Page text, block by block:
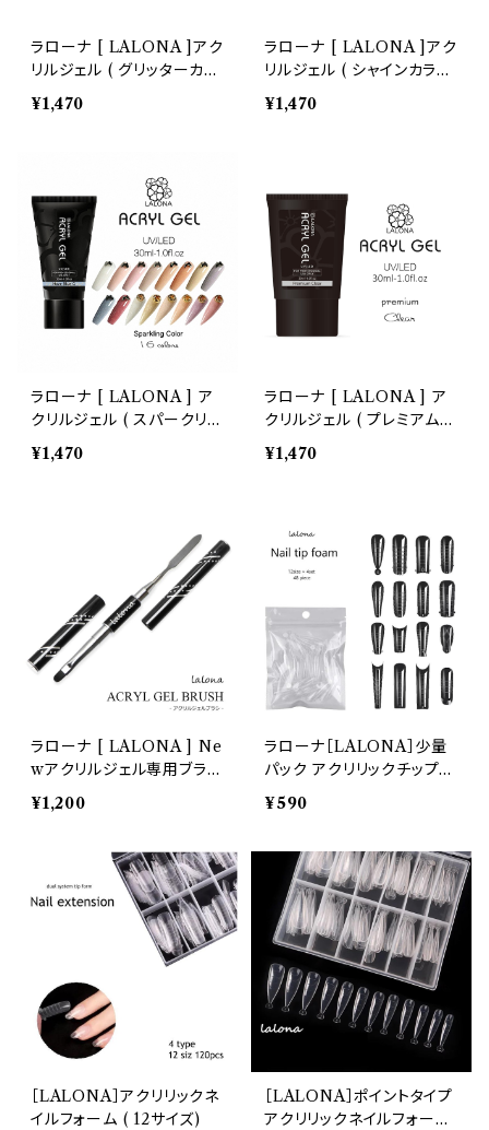
ラローナ [ LALONA ]アク
リルジェル ( グリッターカラ
ー ) ( 30ml )ポリジェル/ジ
ェルネイル/ネイル/長さ出
¥1,470
ラローナ [ LALONA ]アク
リルジェル ( シャインカラー
) ( 30ml )アクリルスカル
プ/スカルプチュア/スカルプ
¥1,470
ラローナ [ LALONA ] ア
クリルジェル ( スパークリン
グカラー ) ( 30ml )アクリ
ルスカルプ/スカルプチュア/
¥1,470
ラローナ [ LALONA ] ア
クリルジェル ( プレミアムク
リア ) ( 30ml ) アクリルス
カルプ/スカルプチュア/スカ
¥1,470
ラローナ [ LALONA ] Ne
wアクリルジェル専用ブラシ
( スパチュラ付き )
¥1,200
ラローナ［LALONA］少量
パック アクリリックチップフ
ォーム ( 12サイズ 各4枚入
)
¥590
［LALONA］アクリリックネ
イルフォーム ( 12サイズ)
［LALONA］ポイントタイプ
アクリリックネイルフォーム